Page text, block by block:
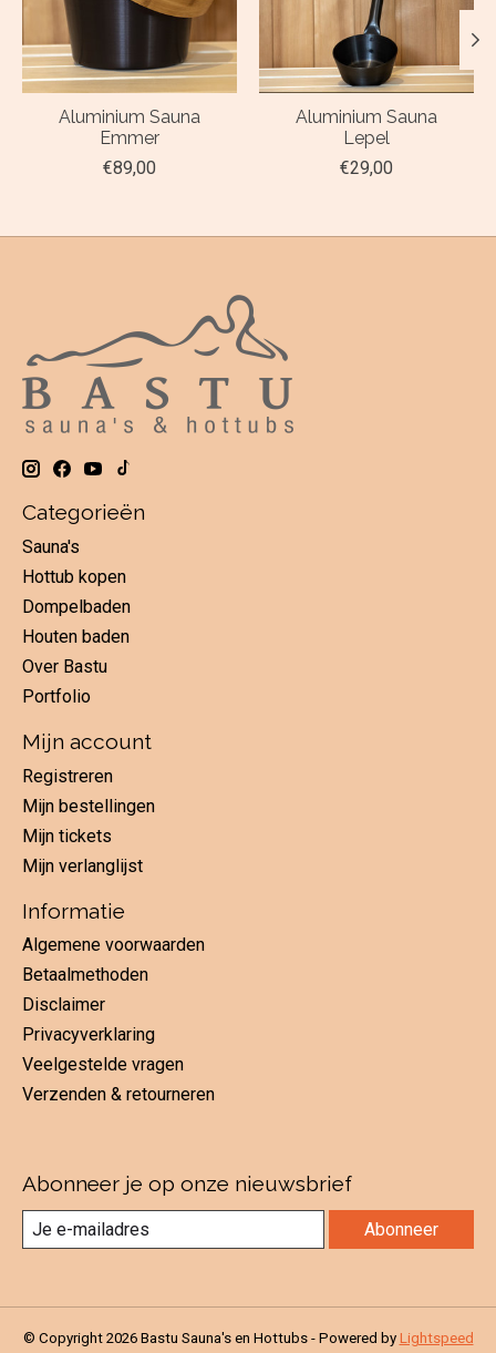
Aluminium Sauna
Emmer
€89,00
Aluminium Sauna
Lepel
€29,00
Categorieën
Sauna's
Hottub kopen
Dompelbaden
Houten baden
Over Bastu
Portfolio
Mijn account
Registreren
Mijn bestellingen
Mijn tickets
Mijn verlanglijst
Informatie
Algemene voorwaarden
Betaalmethoden
Disclaimer
Privacyverklaring
Veelgestelde vragen
Verzenden & retourneren
Abonneer je op onze nieuwsbrief
Abonneer
© Copyright 2026 Bastu Sauna's en Hottubs - Powered by Lightspeed